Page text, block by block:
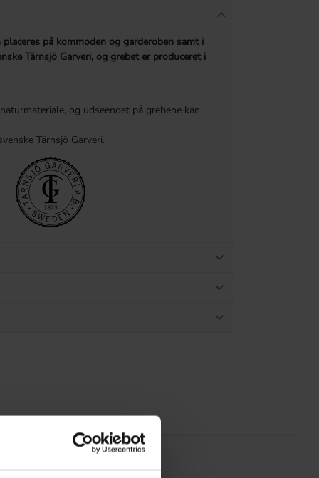
på kommoden og garderoben samt i
Tärnsjö Garveri, og grebet er produceret i
og udseendet på grebene kan
Tärnsjö Garveri.